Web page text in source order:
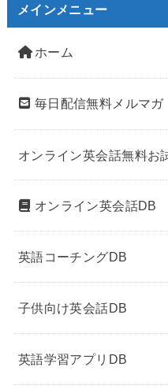
メインメニュー
ホーム
毎日配信無料メルマガ
オンライン英会話無料お
オンライン英会話DB
英語コーチングDB
子供向け英会話DB
英語学習アプリDB